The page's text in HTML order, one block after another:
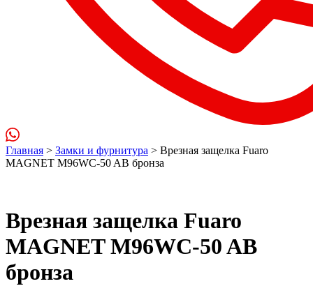
Главная > Замки и фурнитура > Врезная защелка Fuaro
MAGNET M96WC-50 AB бронза
Врезная защелка Fuaro
MAGNET M96WC-50 AB
бронза